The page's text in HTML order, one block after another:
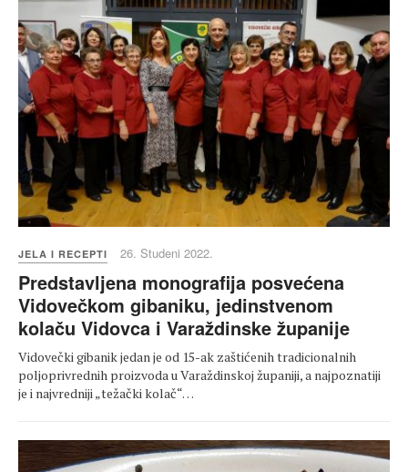
JELA I RECEPTI 26. Studeni 2022.
Predstavljena monografija posvećena
Vidovečkom gibaniku, jedinstvenom
kolaču Vidovca i Varaždinske županije
Vidovečki gibanik jedan je od 15-ak zaštićenih tradicionalnih
poljoprivrednih proizvoda u Varaždinskoj županiji, a najpoznatiji
je i najvredniji „težački kolač“…